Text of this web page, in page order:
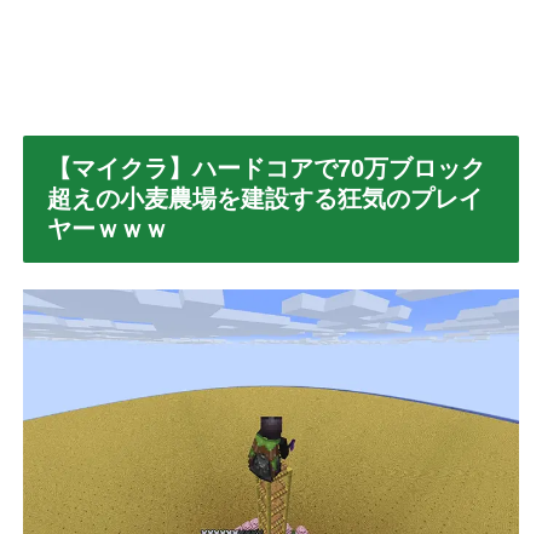
【マイクラ】ハードコアで70万ブロック
超えの小麦農場を建設する狂気のプレイ
ヤーｗｗｗ